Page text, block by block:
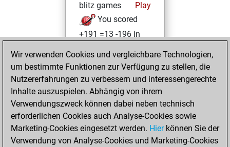
blitz games
Play
You scored
+191 =13 -196 in
Freitag,
Dezember 4, 2020
You achieved a
BeautyScore of 3
Fritz
You
achieved a new Elo
Wir verwenden Cookies und vergleichbare Technologien,
um bestimmte Funktionen zur Verfügung zu stellen, die
Nutzererfahrungen zu verbessern und interessengerechte
Inhalte auszuspielen. Abhängig von ihrem
Verwendungszweck können dabei neben technisch
erforderlichen Cookies auch Analyse-Cookies sowie
Marketing-Cookies eingesetzt werden. Hierkönnen Sie der
Verwendung von Analyse-Cookies und Marketing-Cookies